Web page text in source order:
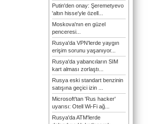
Putin'den onay: Şeremetyevo
'altın hisse'yle özell...
Moskova'nın en güzel
penceresi...
Rusya'da VPN'lerde yaygın
erişim sorunu yaşanıyor...
Rusya'da yabancıların SIM
kart alması zorlaştı...
Rusya eski standart benzinin
satışına geçici izin ...
Microsoft'tan 'Rus hacker'
uyarısı: Otell Wi-Fi ağ...
Rusya'da ATM'lerde